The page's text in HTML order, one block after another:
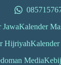
JawaKalender
Hijriyah
Media